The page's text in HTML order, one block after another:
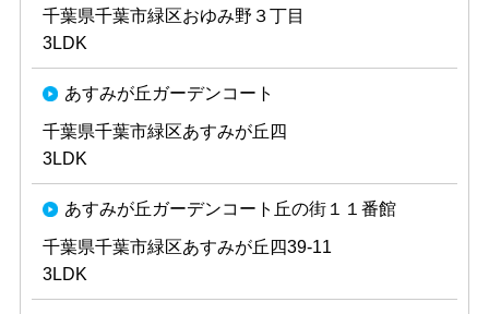
千葉県千葉市緑区おゆみ野３丁目
3LDK
あすみが丘ガーデンコート
千葉県千葉市緑区あすみが丘四
3LDK
あすみが丘ガーデンコート丘の街１１番館
千葉県千葉市緑区あすみが丘四39-11
3LDK